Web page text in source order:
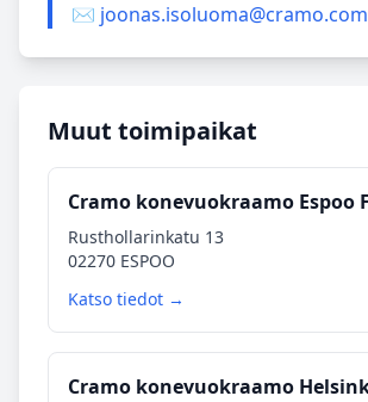
✉️ joonas.isoluoma@cramo.com
Muut toimipaikat
Cramo konevuokraamo Espoo
Rusthollarinkatu 13
02270 ESPOO
Katso tiedot →
Cramo konevuokraamo